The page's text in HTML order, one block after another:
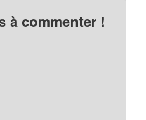
à commenter !